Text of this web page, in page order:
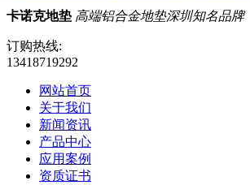
卡诺克地垫 高端铝合金地垫深圳知名品牌
订购热线:
13418719292
网站首页
关于我们
新闻资讯
产品中心
应用案例
资质证书